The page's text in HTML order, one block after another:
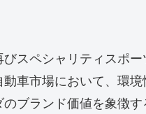
スペシャリティスポ
車市場において、環
ブランド価値を象徴